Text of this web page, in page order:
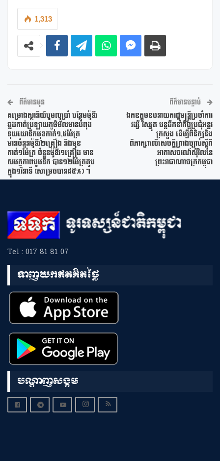
1,313
ព័ត៌មានមុន
គម្រោងស្ថានីយ៍បូមលូប្រាំ បន្ថែមម៉ូទ័រ
ឆ្លងកាត់ប្រឡាយភូមិម័លមានបំពុង
ទុយយោទឹកមុខកាត់១,៥ម៉ែត្រ
មានចំនូនម៉ូទ័រ២គ្រឿង និងមុខ
កាត់១ម៉ែត្រ ចំនួនម៉ូទ័រ១គ្រឿង មាន
សមត្ថភាពបូមទឹក បាន១២ម៉ែត្រគូប
ក្នុង១វិនាទី (សម្រេចបាន៨៥%) ។
ព័ត៌មានបន្ទាប់
ឯកឧត្តមឧបនាយករដ្ឋមន្រ្តីប្រចាំការ
វង្សី វិស្សុត បន្តដឹកនាំកិច្ចប្រជុំអន្ដរ
ក្រសួង ដើម្បីពិនិត្យនិង
ពិភាក្សាលើសេចក្តីព្រាងច្បាប់ស្តីពី
អាកាសចរណ៍ស៊ីវិលនៃ
ព្រះរាជាណាចក្រកម្ពុជា
Tel : 017 81 81 07
ទាញយកឥតគិតថ្លៃ
បណ្តាញសង្គម